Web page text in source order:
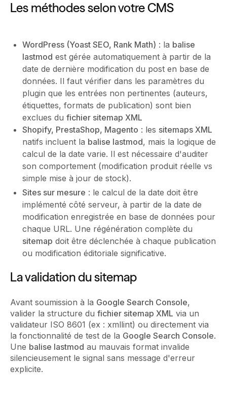
Les méthodes selon votre CMS
WordPress (Yoast SEO, Rank Math) : la balise
lastmod est gérée automatiquement à partir de la
date de dernière modification du post en base de
données. Il faut vérifier dans les paramètres du
plugin que les entrées non pertinentes (auteurs,
étiquettes, formats de publication) sont bien
exclues du fichier sitemap XML
Shopify, PrestaShop, Magento : les sitemaps XML
natifs incluent la balise lastmod, mais la logique de
calcul de la date varie. Il est nécessaire d'auditer
son comportement (modification produit réelle vs
simple mise à jour de stock).
Sites sur mesure : le calcul de la date doit être
implémenté côté serveur, à partir de la date de
modification enregistrée en base de données pour
chaque URL. Une régénération complète du
sitemap doit être déclenchée à chaque publication
ou modification éditoriale significative.
La validation du sitemap
Avant soumission à la Google Search Console,
valider la structure du fichier sitemap XML via un
validateur ISO 8601 (ex : xmllint) ou directement via
la fonctionnalité de test de la Google Search Console.
Une balise lastmod au mauvais format invalide
silencieusement le signal sans message d'erreur
explicite.